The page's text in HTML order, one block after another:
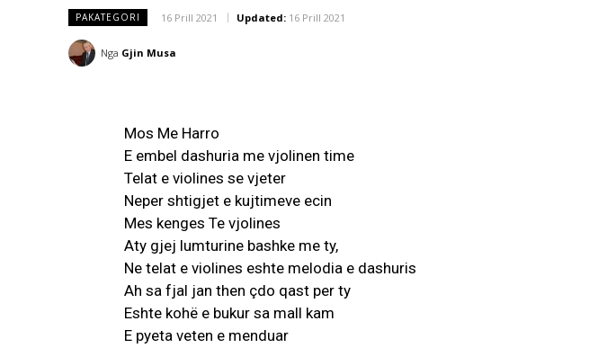
PAKATEGORI 16 Prill 2021 Updated: 16 Prill 2021
Nga Gjin Musa
Mos Me Harro
E embel dashuria me vjolinen time
Telat e violines se vjeter
Neper shtigjet e kujtimeve ecin
Mes kenges Te vjolines
Aty gjej lumturine bashke me ty,
Ne telat e violines eshte melodia e dashuris
Ah sa fjal jan then çdo qast per ty
Eshte kohë e bukur sa mall kam
E pyeta veten e menduar